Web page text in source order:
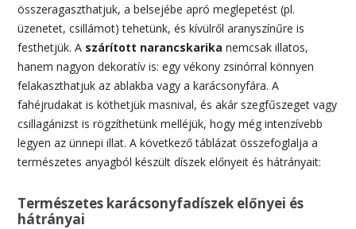
összeragaszthatjuk, a belsejébe apró meglepetést (pl.
üzenetet, csillámot) tehetünk, és kívülről aranyszínűre is
festhetjük. A szárított narancskarika nemcsak illatos,
hanem nagyon dekoratív is: egy vékony zsinórral könnyen
felakaszthatjuk az ablakba vagy a karácsonyfára. A
fahéjrudakat is köthetjük masnival, és akár szegfűszeget vagy
csillagánizst is rögzíthetünk melléjük, hogy még intenzívebb
legyen az ünnepi illat. A következő táblázat összefoglalja a
természetes anyagból készült díszek előnyeit és hátrányait:
Természetes karácsonyfadíszek előnyei és
hátrányai